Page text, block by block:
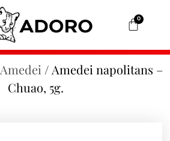
0
Amedei / Amedei napolitans –
Chuao, 5g.